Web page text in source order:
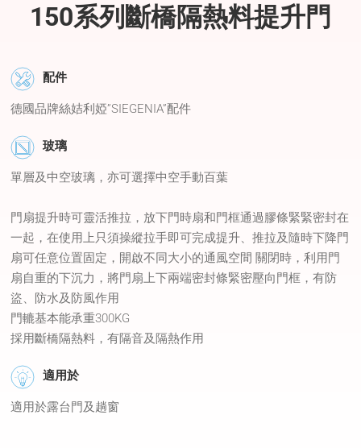
150系列斷橋隔熱料提升門
配件
德國品牌絲姞利婭”SIEGENIA”配件
玻璃
單層及中空玻璃，亦可選擇中空手動百葉
門扇提升時可靈活推拉，放下門時扇和門框通過膠條緊緊密封在
一起，在使用上只須操縱拉手即可完成提升、推拉及隨時下降門
扇可任意位置固定，開啟不同大小的通風空間 關閉時，利用門
扇自重的下沉力，將門扇上下兩端密封條緊密壓向門框，有防
盜、防水及防風作用
門轆基本能承重300KG
採用斷橋隔熱料，有隔音及隔熱作用
適用於
適用於露台門及趟窗